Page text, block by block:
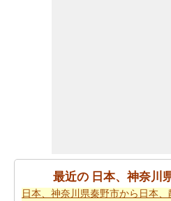
本、静岡県までの旅行方法を
本、神奈川県秦野市から日本
良いあなたの旅行を計画する
最近の 日本、神奈川
日本、神奈川県秦野市から日本